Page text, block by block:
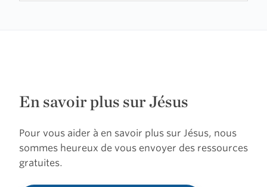
En savoir plus sur Jésus
Pour vous aider à en savoir plus sur Jésus, nous
sommes heureux de vous envoyer des ressources
gratuites.